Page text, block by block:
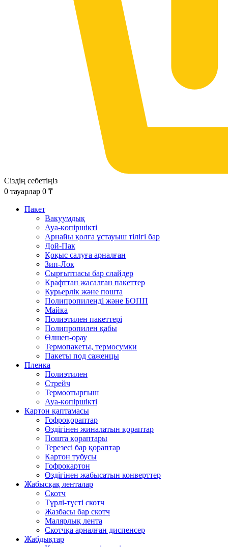
Сіздің себетіңіз
0 тауарлар 0 ₸
Пакет
Вакуумдық
Ауа-көпіршікті
Арнайы қолға ұстауыш тілігі бар
Дой-Пак
Қоқыс салуға арналған
Зип-Лок
Сырғытпасы бар слайдер
Крафттан жасалған пакеттер
Курьерлік және пошта
Полипропиленді және БОПП
Майка
Полиэтилен пакеттері
Полипропилен қабы
Өлшеп-орау
Термопакеты, термосумки
Пакеты под саженцы
Пленка
Полиэтилен
Стрейч
Термоотырғыш
Ауа-көпіршікті
Картон қаптамасы
Гофроқораптар
Өздігінен жиналатын қораптар
Пошта қораптары
Терезесі бар қораптар
Картон тубусы
Гофрокартон
Өздігінен жабысатын конверттер
Жабысқақ ленталар
Скотч
Түрлі-түсті скотч
Жазбасы бар скотч
Малярлық лента
Скотчқа арналған диспенсер
Жабдықтар